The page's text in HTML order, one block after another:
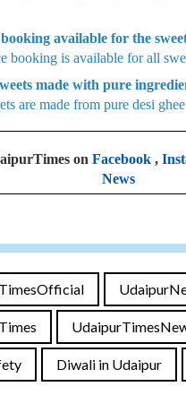
available for the
booking is available for all
made with pure
are made from pure desi ghee
on Facebook,
News
Diwali in Udaipur